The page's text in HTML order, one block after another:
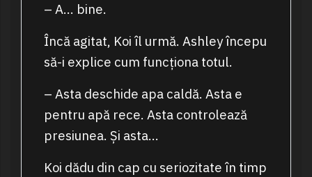
– A… bine.
Încă agitat, Koi îl urmă. Ashley începu
să-i explice cum funcționa totul.
– Asta deschide apa caldă. Asta e
pentru apă rece. Asta controlează
presiunea. Și asta…
Koi dădu din cap cu seriozitate în timp